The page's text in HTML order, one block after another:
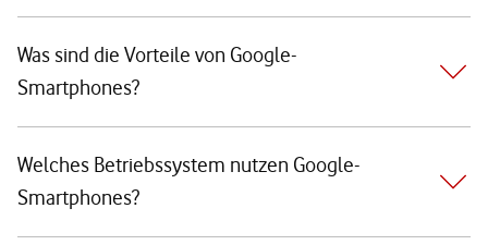
Was sind die Vorteile von Google-
Smartphones?
Welches Betriebssystem nutzen Google-
Smartphones?